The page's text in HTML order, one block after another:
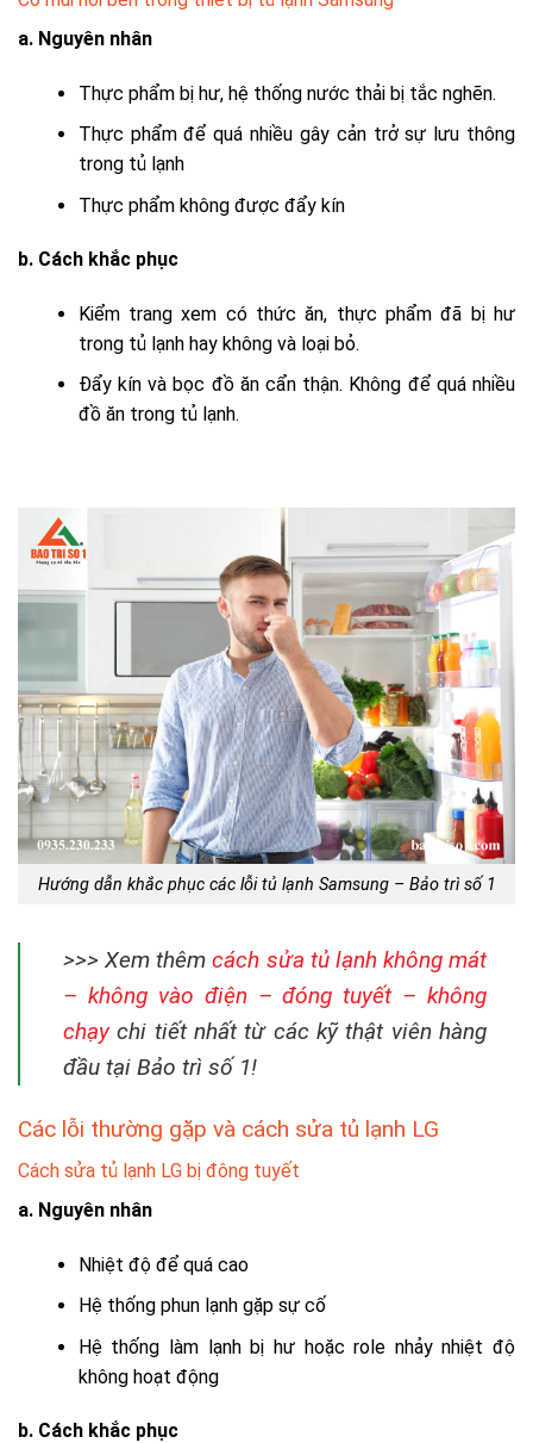
a. Nguyên nhân
Thực phẩm bị hư, hệ thống nước thải bị tắc nghẽn.
Thực phẩm để quá nhiều gây cản trở sự lưu thông
trong tủ lạnh
Thực phẩm không được đẩy kín
b. Cách khắc phục
Kiểm trang xem có thức ăn, thực phẩm đã bị hư
trong tủ lạnh hay không và loại bỏ.
Đẩy kín và bọc đồ ăn cẩn thận. Không để quá nhiều
đồ ăn trong tủ lạnh.
Hướng dẫn khắc phục các lỗi tủ lạnh Samsung – Bảo trì số 1
>>> Xem thêmcách sửa tủ lạnh không mát
– không vào điện – đóng tuyết – không
chạychi tiết nhất từ các kỹ thật viên hàng
đầu tại Bảo trì số 1!
Các lỗi thường gặp và cách sửa tủ lạnh LG
Cách sửa tủ lạnh LG bị đông tuyết
a. Nguyên nhân
Nhiệt độ để quá cao
Hệ thống phun lạnh gặp sự cố
Hệ thống làm lạnh bị hư hoặc role nhảy nhiệt độ
không hoạt động
b. Cách khắc phục